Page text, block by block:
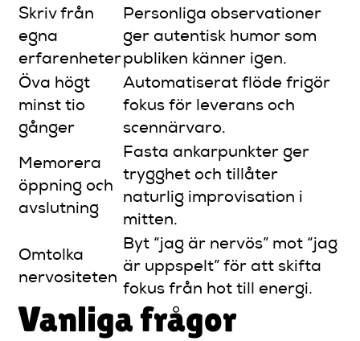
Skriv från
egna
erfarenheter
Personliga observationer
ger autentisk humor som
publiken känner igen.
Öva högt
minst tio
gånger
Automatiserat flöde frigör
fokus för leverans och
scennärvaro.
Memorera
öppning och
avslutning
Fasta ankarpunkter ger
trygghet och tillåter
naturlig improvisation i
mitten.
Omtolka
nervositeten
Byt “jag är nervös” mot “jag
är uppspelt” för att skifta
fokus från hot till energi.
Vanliga frågor